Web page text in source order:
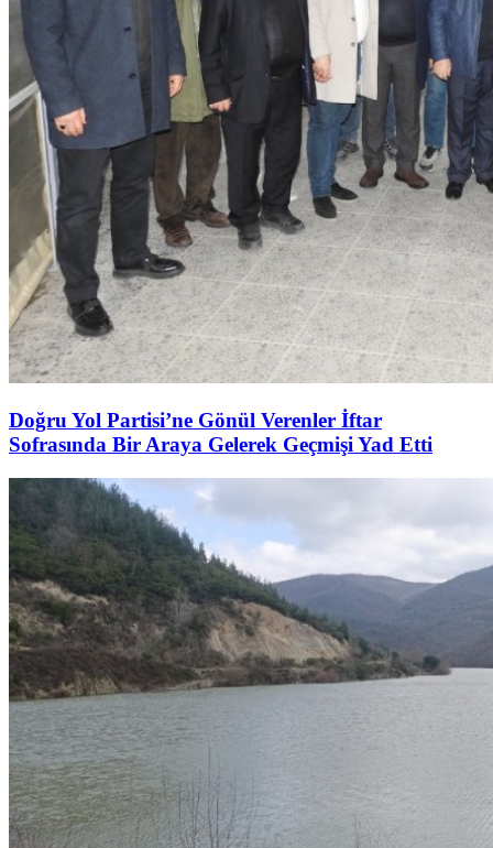
Doğru Yol Partisi’ne Gönül Verenler İftar
Sofrasında Bir Araya Gelerek Geçmişi Yad Etti